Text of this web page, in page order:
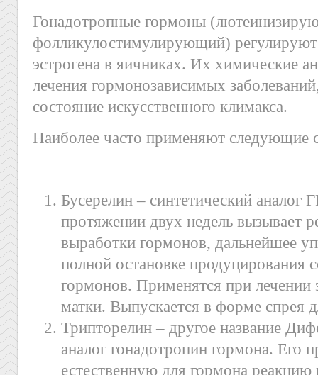
Гонадотропные гормоны
фолликулостимулирующий)
эстрогена в яичниках. Их химические
лечения гормонозависимых
состояние искусственного климакса.
Наиболее часто применяют следующие
Бусерелин – синтетический аналог
протяжении двух недель вызывает
выработки гормонов, дальнейшее
полной остановке продуцирования
гормонов. Применятся при
матки. Выпускается в форме спрея
Трипторелин – другое название
аналог гонадотропин гормона. Его
естественную для гормона реакцию